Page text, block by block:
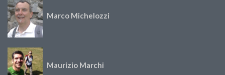
Marco Michelozzi
Maurizio Marchi